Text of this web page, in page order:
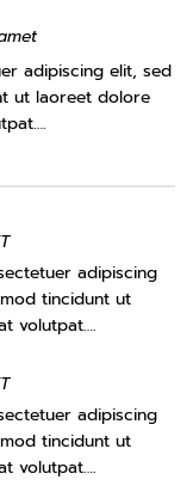
adipiscing elit, sed
ut laoreet dolore
adipiscing
tincidunt ut
volutpat….
adipiscing
tincidunt ut
volutpat….